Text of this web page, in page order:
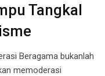
Tangkal
Beragama bukanlah
memoderasi